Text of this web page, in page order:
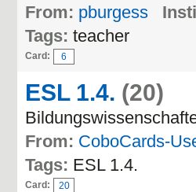
From: pburgess
Tags: teacher
Card: 6
ESL 1.4. (20)
From: CoboCards-
Tags: ESL 1.4.
Card: 20